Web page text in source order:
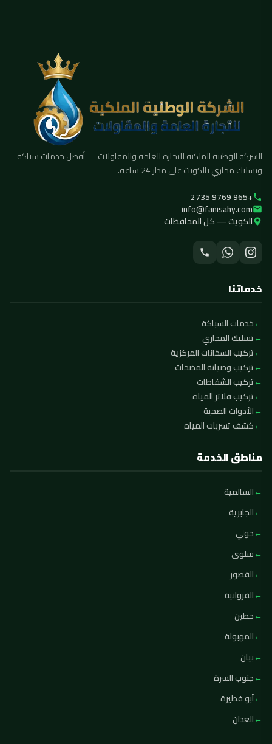
الشركة الوطنية الملكية للتجارة العامة والمقاولات — أفضل خدمات سباكة
وتسليك مجاري بالكويت على مدار 24 ساعة.
+965 9769 2735
info@fanisahy.com
الكويت — كل المحافظات
خدماتنا
خدمات السباكة
تسليك المجاري
تركيب السخانات المركزية
تركيب وصيانة المضخات
تركيب الشفاطات
تركيب فلاتر المياه
الأدوات الصحية
كشف تسربات المياه
مناطق الخدمة
السالمية
الجابرية
حولي
سلوى
القصور
الفروانية
حطين
المهبولة
بيان
جنوب السرة
أبو فطيرة
العدان